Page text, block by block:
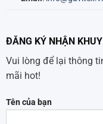
ĐĂNG KÝ NHẬN
Vui lòng để lại thông
mãi hot!
Tên của bạn